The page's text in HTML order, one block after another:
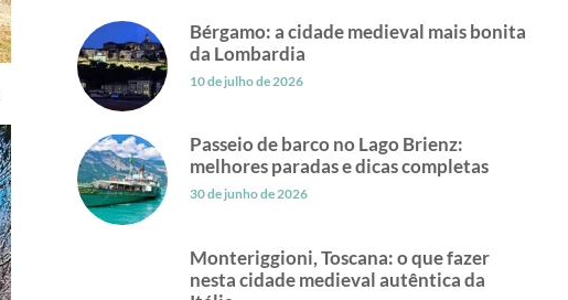
Bérgamo: a cidade medieval mais bonita
da Lombardia
10 de julho de 2026
Passeio de barco no Lago Brienz:
melhores paradas e dicas completas
30 de junho de 2026
Monteriggioni, Toscana: o que fazer
nesta cidade medieval autêntica da